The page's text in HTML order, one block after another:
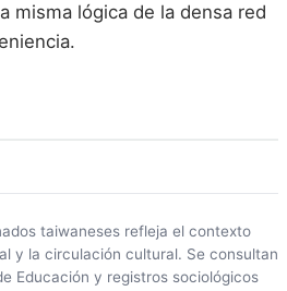
misma lógica de la densa red
taiwaneses refleja el contexto
y la circulación cultural. Se consultan
Educación y registros sociológicos